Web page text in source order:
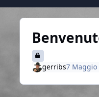
gerribs7 Maggio